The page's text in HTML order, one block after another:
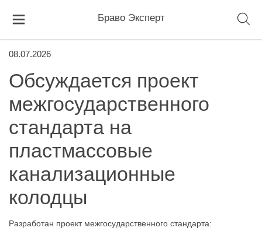
Браво Эксперт
08.07.2026
Обсуждается проект
межгосударственного
стандарта на
пластмассовые
канализационные
колодцы
Разработан проект межгосударственного стандарта: